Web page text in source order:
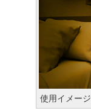
使用イメージ